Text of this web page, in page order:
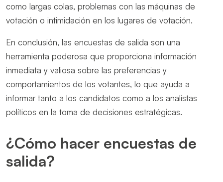
como largas colas, problemas con las máquinas de
votación o intimidación en los lugares de votación.
En conclusión, las encuestas de salida son una
herramienta poderosa que proporciona información
inmediata y valiosa sobre las preferencias y
comportamientos de los votantes, lo que ayuda a
informar tanto a los candidatos como a los analistas
políticos en la toma de decisiones estratégicas.
¿Cómo hacer encuestas de
salida?